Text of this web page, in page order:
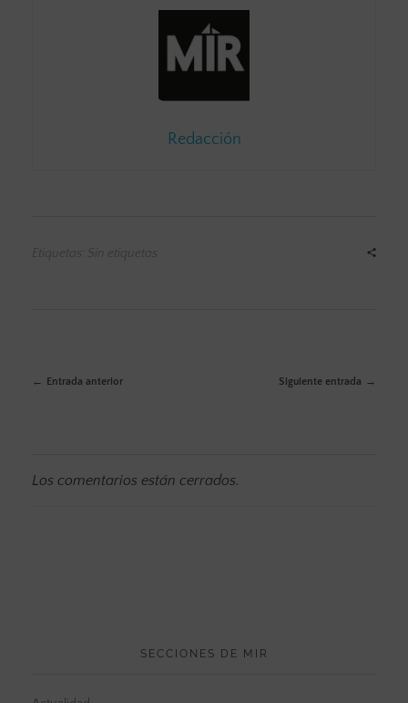
Redacción
Etiquetas: Sin etiquetas
Entrada anterior Siguiente entrada
Los comentarios están cerrados.
SECCIONES DE MIR